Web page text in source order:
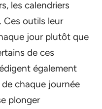
les calendriers
Ces outils leur
jour plutôt que
de ces
également
chaque journée
plonger